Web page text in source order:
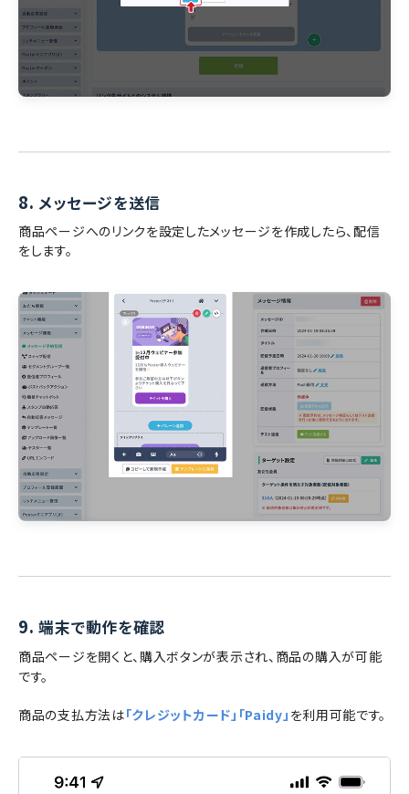
8. メッセージを送信
商品ページへのリンクを設定したメッセージを作成したら、配信
をします。
9. 端末で動作を確認
商品ページを開くと、購入ボタンが表示され、商品の購入が可能
です。
商品の支払方法は「クレジットカード」「Paidy」 を利用可能です。